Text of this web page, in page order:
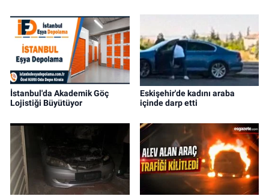
İstanbul'da Akademik Göç
Lojistiği Büyütüyor
Eskişehir'de kadını araba
içinde darp etti